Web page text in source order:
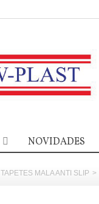
NOVIDADES
TAPETES MALA ANTI SLIP >